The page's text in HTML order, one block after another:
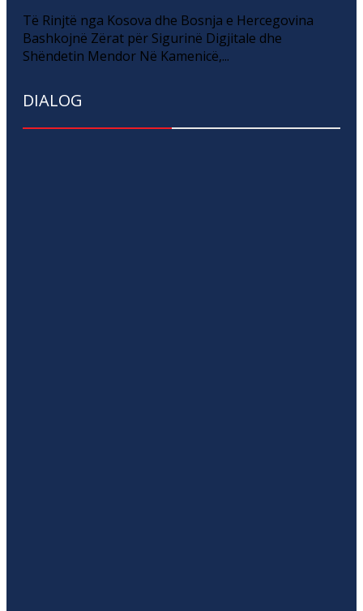
Të Rinjtë nga Kosova dhe Bosnja e Hercegovina
Bashkojnë Zërat për Sigurinë Digjitale dhe
Shëndetin Mendor Në Kamenicë,...
DIALOG